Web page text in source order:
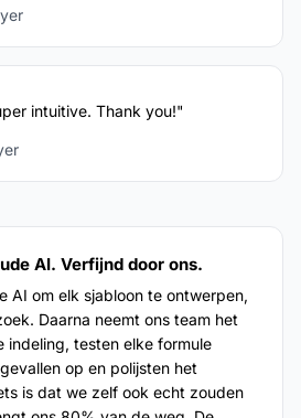
intuitive. Thank you!"
AI. Verfijnd door ons.
AI om elk sjabloon te ontwerpen,
Daarna neemt ons team het
indeling, testen elke formule
op en polijsten het
is dat we zelf ook echt zouden